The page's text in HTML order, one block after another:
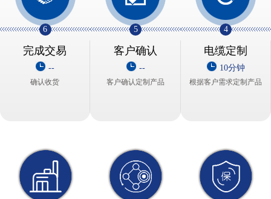
4
电缆定制
10分钟
根据客户需求定制产品
5
客户确认
--
客户确认定制产品
6
完成交易
--
确认收货